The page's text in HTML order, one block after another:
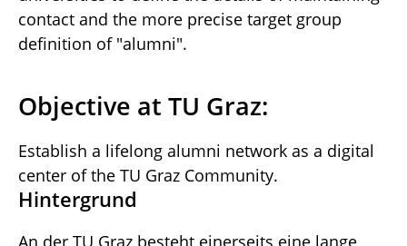
contact and the more precise target group
definition of "alumni".
Objective at TU Graz:
Establish a lifelong alumni network as a digital
center of the TU Graz Community.
Hintergrund
An der TU Graz besteht einerseits eine lange